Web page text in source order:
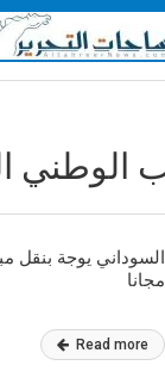
الوطني
السوداني يوجة بنقل
مجانا
Read more